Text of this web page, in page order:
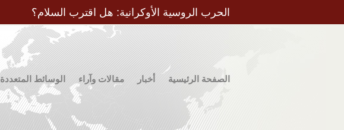
الحرب الروسية الأوكرانية: هل اقترب السلام؟
الصفحة الرئيسية أخبار مقالات وآراء الوسائط المتعددة